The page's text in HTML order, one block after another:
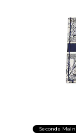
Seconde Main